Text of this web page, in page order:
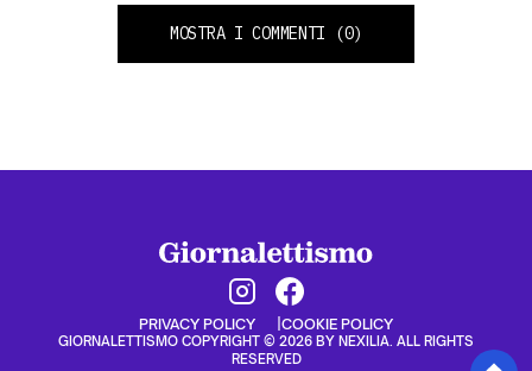
MOSTRA I COMMENTI (0)
PRIVACY POLICY COOKIE POLICY
GIORNALETTISMO COPYRIGHT © 2026 BY NEXILIA. ALL RIGHTS
RESERVED